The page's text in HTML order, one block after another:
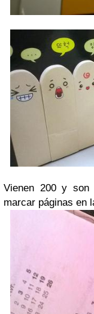
Vienen 200 y son
marcar páginas en